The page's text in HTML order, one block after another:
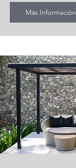
Más Información